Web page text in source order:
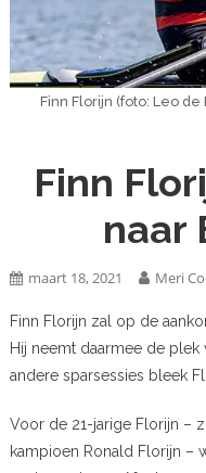
Finn Florijn (foto: Leo de
Finn
naar
maart 18, 2021 Meri
Finn Florijn zal op de
Hij neemt daarmee de plek
andere sparsessies bleek
Voor de 21-jarige Florijn –
kampioen Ronald Florijn –